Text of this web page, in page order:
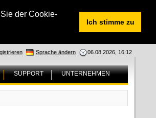
der Cookie-
Ich stimme zu
06.08.2026, 16:12
Sprache ändern
SUPPORT UNTERNEHMEN